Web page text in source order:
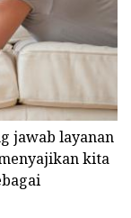
jawab layanan
kita